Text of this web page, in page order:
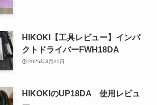
HIKOKI【工具レビュー】インパ
クトドライバーFWH18DA
2025年3月25日
HIKOKIのUP18DA 使用レビュ